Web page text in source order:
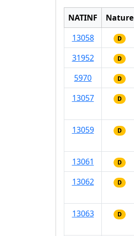
NATINF Nature
13058
D
31952
D
5970
D
13057
D
13059
D
13061
D
13062
D
13063
D